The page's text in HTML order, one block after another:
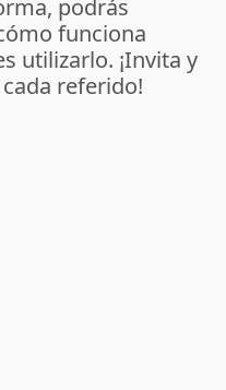
podrás
funciona
utilizarlo. ¡Invita y
referido!